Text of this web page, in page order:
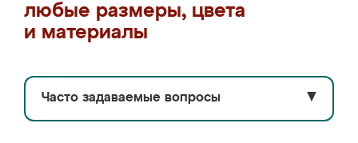
любые размеры, цвета
и материалы
Часто задаваемые вопросы ▼